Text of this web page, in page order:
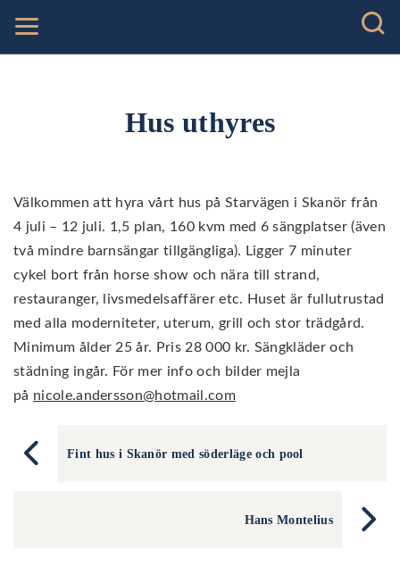
Hus uthyres
Välkommen att hyra vårt hus på Starvägen i Skanör från
4 juli – 12 juli. 1,5 plan, 160 kvm med 6 sängplatser (även
två mindre barnsängar tillgängliga). Ligger 7 minuter
cykel bort från horse show och nära till strand,
restauranger, livsmedelsaffärer etc. Huset är fullutrustad
med alla moderniteter, uterum, grill och stor trädgård.
Minimum ålder 25 år. Pris 28 000 kr. Sängkläder och
städning ingår. För mer info och bilder mejla
på nicole.andersson@hotmail.com
Fint hus i Skanör med söderläge och pool
Hans Montelius